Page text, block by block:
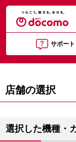
サポート
店舗の選択
選択した機種・